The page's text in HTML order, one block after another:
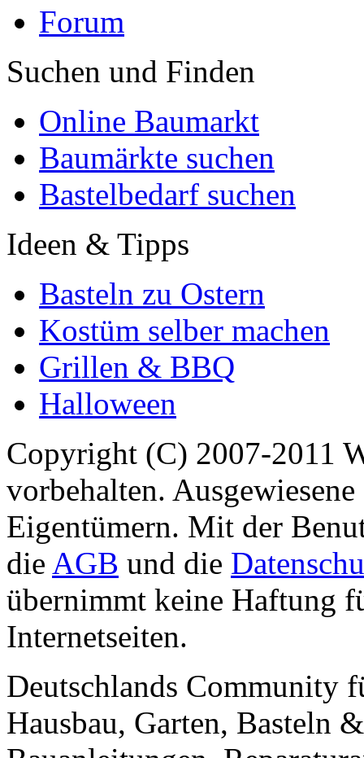
Forum
Suchen und Finden
Online Baumarkt
Baumärkte suchen
Bastelbedarf suchen
Ideen & Tipps
Basteln zu Ostern
Kostüm selber machen
Grillen & BBQ
Halloween
Copyright (C) 2007-2011
vorbehalten.
Eigentümern. Mit der
die AGB und die
übernimmt keine Haftung
Internetseiten.
Deutschlands Community
Hausbau, Garten, Basteln